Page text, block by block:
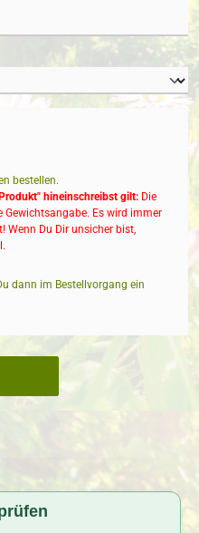
bestellen.
hineinschreibst gilt: Die
Es wird immer
Wenn Du Dir unsicher bist,
dann im Bestellvorgang ein